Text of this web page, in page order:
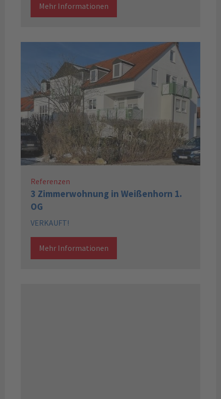
Mehr Informationen
Referenzen
3 Zimmerwohnung in Weißenhorn 1.
OG
VERKAUFT!
Mehr Informationen